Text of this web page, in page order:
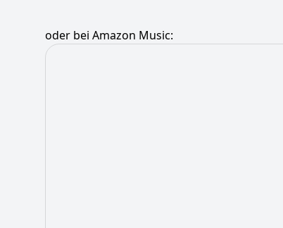
oder bei Amazon Music: